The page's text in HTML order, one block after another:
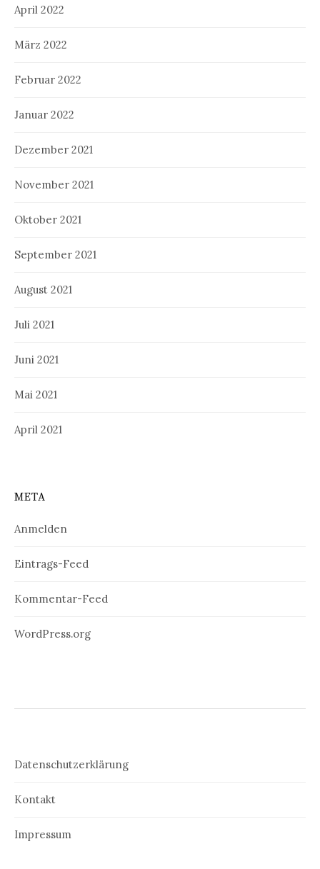
April 2022
März 2022
Februar 2022
Januar 2022
Dezember 2021
November 2021
Oktober 2021
September 2021
August 2021
Juli 2021
Juni 2021
Mai 2021
April 2021
META
Anmelden
Eintrags-Feed
Kommentar-Feed
WordPress.org
Datenschutzerklärung
Kontakt
Impressum